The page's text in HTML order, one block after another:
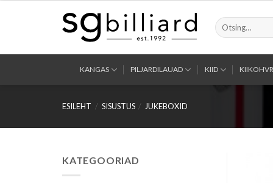
Otsi:
KANGAS PILJARDILAUAD KIID
ESILEHT / SISUSTUS / JUKEBOXID
KATEGOORIAD